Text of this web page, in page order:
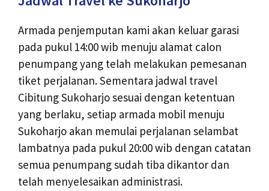
Armada penjemputan kami akan keluar garasi
pada pukul 14:00 wib menuju alamat calon
penumpang yang telah melakukan pemesanan
tiket perjalanan. Sementara jadwal travel
Cibitung Sukoharjo sesuai dengan ketentuan
yang berlaku, setiap armada mobil menuju
Sukoharjo akan memulai perjalanan selambat
lambatnya pada pukul 20:00 wib dengan catatan
semua penumpang sudah tiba dikantor dan
telah menyelesaikan administrasi.